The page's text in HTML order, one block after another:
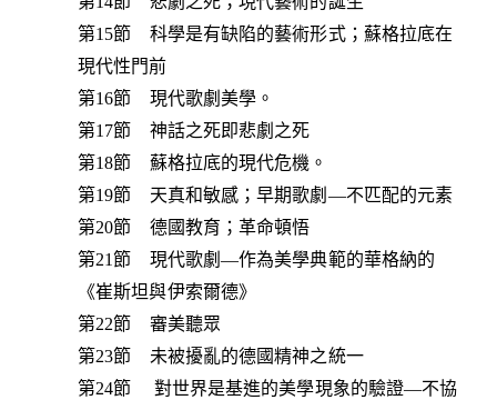
第15節 科學是有缺陷的藝術形式；蘇格拉底在
現代性門前
第16節 現代歌劇美學。
第17節 神話之死即悲劇之死
第18節 蘇格拉底的現代危機。
第19節 天真和敏感；早期歌劇—不匹配的元素
第20節 德國教育；革命頓悟
第21節 現代歌劇—作為美學典範的華格納的
《崔斯坦與伊索爾德》
第22節 審美聽眾
第23節 未被擾亂的德國精神之統一
第24節 對世界是基進的美學現象的驗證—不協